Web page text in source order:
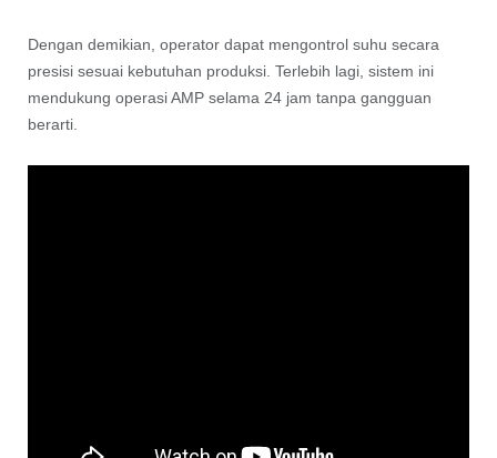
Dengan demikian, operator dapat mengontrol suhu secara
presisi sesuai kebutuhan produksi. Terlebih lagi, sistem ini
mendukung operasi AMP selama 24 jam tanpa gangguan
berarti.